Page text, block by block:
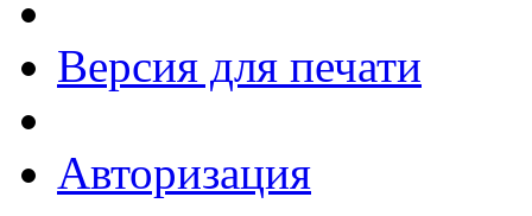
Версия для печати
Авторизация